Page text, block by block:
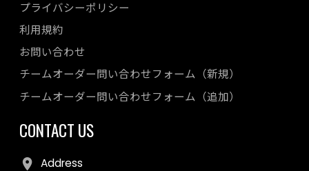
プライバシーポリシー
利用規約
お問い合わせ
チームオーダー問い合わせフォーム（新規）
チームオーダー問い合わせフォーム（追加）
CONTACT US
Address